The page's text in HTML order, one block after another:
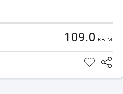
109.0 кв.м